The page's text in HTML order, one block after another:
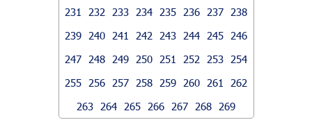
231
232 233 234 235 236 237
238
239
240 241 242 243 244 245
246
247
248 249 250 251 252 253
254
255
256 257 258 259 260 261
262
263
264 265 266 267 268 269